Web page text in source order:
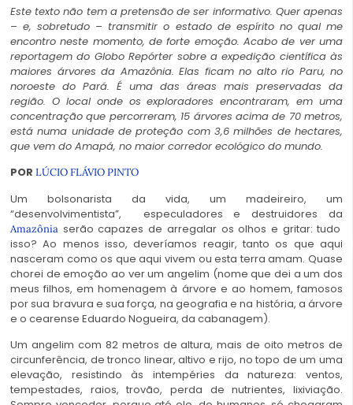
Este texto não tem a pretensão de ser informativo. Quer apenas
– e, sobretudo – transmitir o estado de espírito no qual me
encontro neste momento, de forte emoção. Acabo de ver uma
reportagem do Globo Repórter sobre a expedição científica às
maiores árvores da Amazônia. Elas ficam no alto rio Paru, no
noroeste do Pará. É uma das áreas mais preservadas da
região. O local onde os exploradores encontraram, em uma
concentração que percorreram, 15 árvores acima de 70 metros,
está numa unidade de proteção com 3,6 milhões de hectares,
que vem do Amapá, no maior corredor ecológico do mundo.
POR LÚCIO FLÁVIO PINTO
Um bolsonarista da vida, um madeireiro, um
“desenvolvimentista”, especuladores e destruidores da
Amazônia serão capazes de arregalar os olhos e gritar: tudo
isso? Ao menos isso, deveríamos reagir, tanto os que aqui
nasceram como os que aqui vivem ou esta terra amam. Quase
chorei de emoção ao ver um angelim (nome que dei a um dos
meus filhos, em homenagem à árvore e ao homem, famosos
por sua bravura e sua força, na geografia e na história, a árvore
e o cearense Eduardo Nogueira, da cabanagem).
Um angelim com 82 metros de altura, mais de oito metros de
circunferência, de tronco linear, altivo e rijo, no topo de um uma
elevação, resistindo às intempéries da natureza: ventos,
tempestades, raios, trovão, perda de nutrientes, lixiviação.